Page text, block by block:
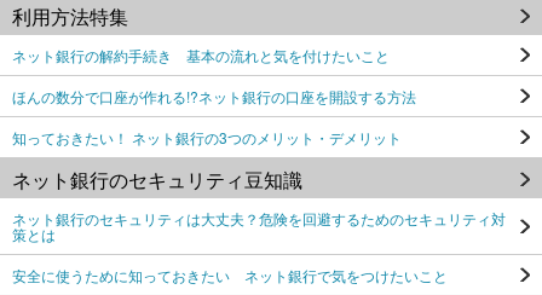
利用方法特集
ネット銀行の解約手続き 基本の流れと気を付けたいこと
ほんの数分で口座が作れる!?ネット銀行の口座を開設する方法
知っておきたい！ ネット銀行の3つのメリット・デメリット
ネット銀行のセキュリティ豆知識
ネット銀行のセキュリティは大丈夫？危険を回避するためのセキュリティ対
策とは
安全に使うために知っておきたい ネット銀行で気をつけたいこと